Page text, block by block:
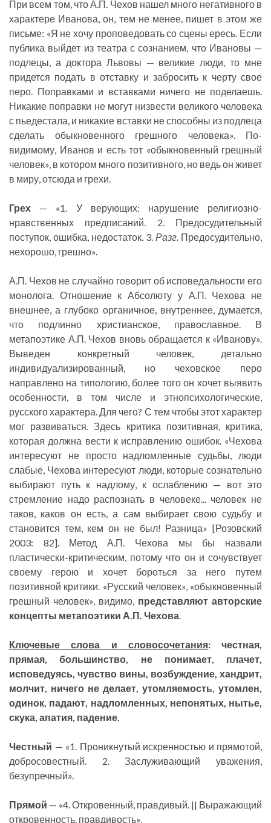
При всем том, что А.П. Чехов нашел много негативного в
характере Иванова, он, тем не менее, пишет в этом же
письме: «Я не хочу проповедовать со сцены ересь. Если
публика выйдет из театра с сознанием, что Ивановы —
подлецы, а доктора Львовы — великие люди, то мне
придется подать в отставку и забросить к черту свое
перо. Поправками и вставками ничего не поделаешь.
Никакие поправки не могут низвести великого человека
с пьедестала, и никакие вставки не способны из подлеца
сделать обыкновенного грешного человека». По-
видимому, Иванов и есть тот «обыкновенный грешный
человек», в котором много позитивного, но ведь он живет
в миру, отсюда и грехи.
Грех — «1. У верующих: нарушение религиозно-
нравственных предписаний. 2. Предосудительный
поступок, ошибка, недостаток. 3. Разг. Предосудительно,
нехорошо, грешно».
А.П. Чехов не случайно говорит об исповедальности его
монолога. Отношение к Абсолюту у А.П. Чехова не
внешнее, а глубоко органичное, внутреннее, думается,
что подлинно христианское, православное. В
метапоэтике А.П. Чехов вновь обращается к «Иванову».
Выведен конкретный человек, детально
индивидуализированный, но чеховское перо
направлено на типологию, более того он хочет выявить
особенности, в том числе и этнопсихологические,
русского характера. Для чего? С тем чтобы этот характер
мог развиваться. Здесь критика позитивная, критика,
которая должна вести к исправлению ошибок. «Чехова
интересуют не просто надломленные судьбы, люди
слабые, Чехова интересуют люди, которые сознательно
выбирают путь к надлому, к ослаблению — вот это
стремление надо распознать в человеке... человек не
таков, каков он есть, а сам выбирает свою судьбу и
становится тем, кем он не был! Разница» [Розовский
2003: 82]. Метод А.П. Чехова мы бы назвали
пластически-критическим, потому что он и сочувствует
своему герою и хочет бороться за него путем
позитивной критики. «Русский человек», «обыкновенный
грешный человек», видимо, представляют авторские
концепты метапоэтики А.П. Чехова.
Ключевые слова и словосочетания: честная,
прямая, большинство, не понимает, плачет,
исповедуясь, чувство вины, возбуждение, хандрит,
молчит, ничего не делает, утомляемость, утомлен,
одинок, падают, надломленных, непонятых, нытье,
скука, апатия, падение.
Честный — «1. Проникнутый искренностью и прямотой,
добросовестный. 2. Заслуживающий уважения,
безупречный».
Прямой — «4. Откровенный, правдивый. || Выражающий
откровенность, правдивость».